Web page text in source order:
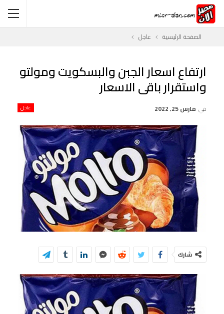
الصفحة الرئيسية عاجل
ارتفاع اسعار الجبن والبسكويت ومولتو
واستقرار باقى الاسعار
عاجل في مارس 25, 2022
شارك